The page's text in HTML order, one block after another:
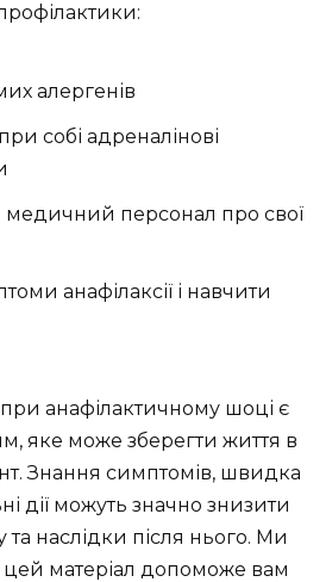
алергенів
собі адреналінові
персонал про свої
анафілаксії і навчити
анафілактичному шоці є
яке може зберегти життя в
Знання симптомів, швидка
дії можуть значно знизити
та наслідки після нього. Ми
матеріал допоможе вам